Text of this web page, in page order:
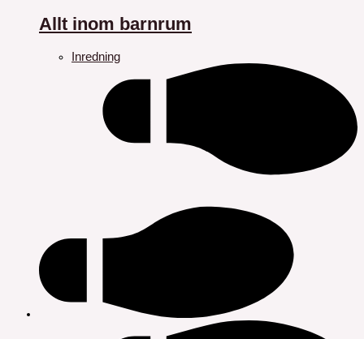
Allt inom barnrum
Inredning